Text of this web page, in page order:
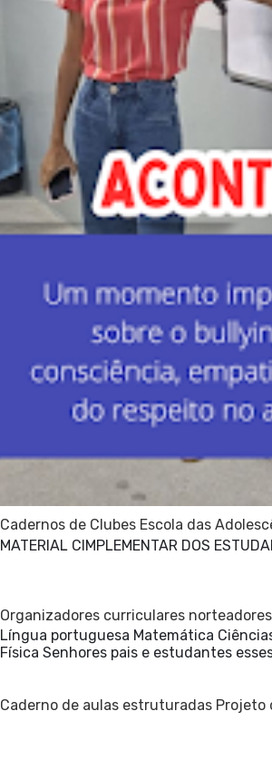
Cadernos de Clubes Escola das
MATERIAL CIMPLEMENTAR DOS
Organizadores curriculares
Língua portuguesa Matemática
Física Senhores pais e estudantes
Caderno de aulas estruturadas Projeto